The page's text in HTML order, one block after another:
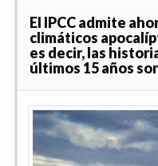
El IPCC admite
climáticos
es decir, las
últimos 15 años